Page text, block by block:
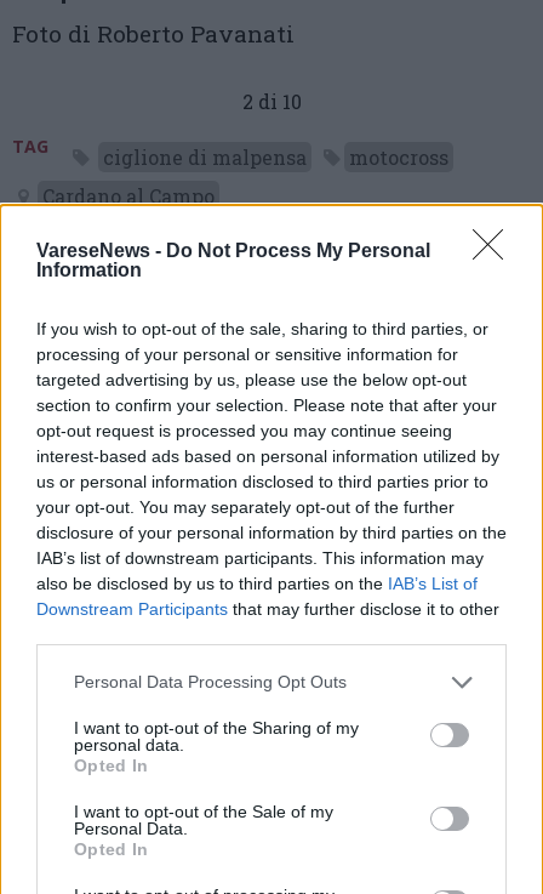
VareseNews - Do Not Process My Personal
Information
If you wish to opt-out of the sale, sharing to third parties, or
processing of your personal or sensitive information for
targeted advertising by us, please use the below opt-out
section to confirm your selection. Please note that after your
opt-out request is processed you may continue seeing
interest-based ads based on personal information utilized by
us or personal information disclosed to third parties prior to
your opt-out. You may separately opt-out of the further
disclosure of your personal information by third parties on the
IAB’s list of downstream participants. This information may
also be disclosed by us to third parties on the IAB’s List of
Downstream Participants that may further disclose it to other
Personal Data Processing Opt Outs
I want to opt-out of the Sharing of my
personal data.
Opted In
I want to opt-out of the Sale of my
Personal Data.
Opted In
Foto di Roberto Pavanati
2 di 10
TAG ciglione di malpensa
motocross
Cardano al Campo
Polvere, gas e sogni regionali: al Ciglione della Malpensa
il motocross è una questione di famiglia
ADV
Accedioregistrati per commentare questo